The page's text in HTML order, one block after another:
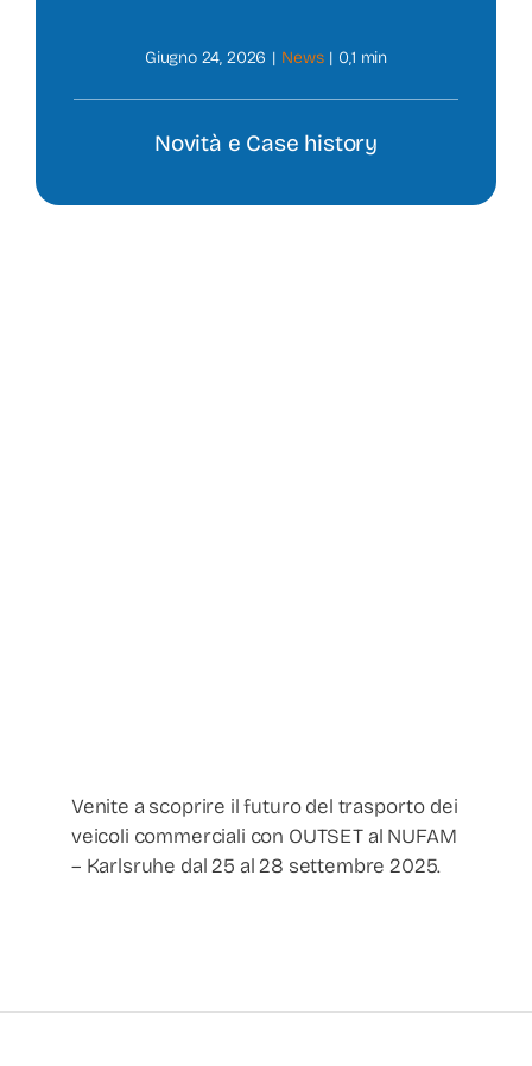
Contatti
Giugno 24, 2026 | News | 0,1 min
Novità e Case history
Venite a scoprire il futuro del trasporto dei
veicoli commerciali con OUTSET al NUFAM
– Karlsruhe dal 25 al 28 settembre 2025.